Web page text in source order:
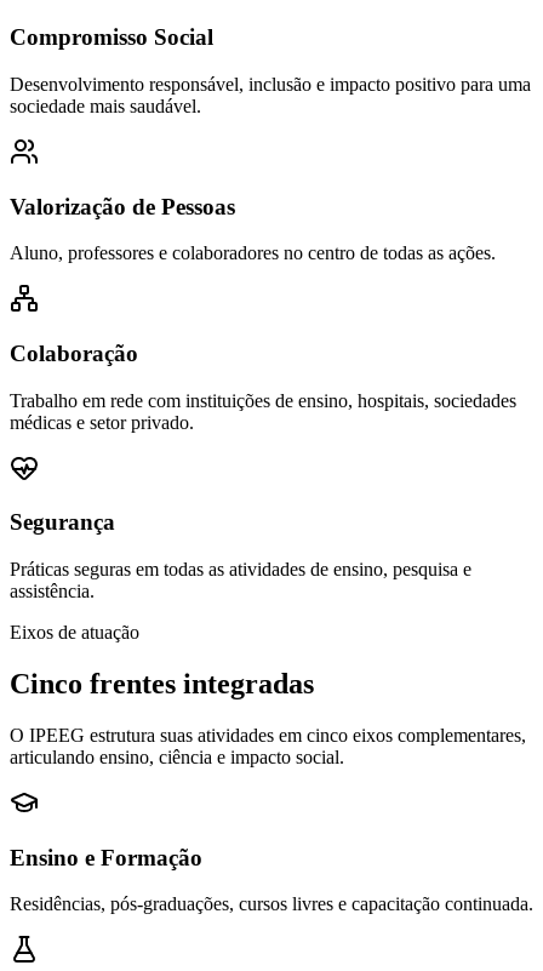
Compromisso Social
Desenvolvimento responsável, inclusão e impacto positivo para uma
sociedade mais saudável.
Valorização de Pessoas
Aluno, professores e colaboradores no centro de todas as ações.
Colaboração
Trabalho em rede com instituições de ensino, hospitais, sociedades
médicas e setor privado.
Segurança
Práticas seguras em todas as atividades de ensino, pesquisa e
assistência.
Eixos de atuação
Cinco frentes integradas
O IPEEG estrutura suas atividades em cinco eixos complementares,
articulando ensino, ciência e impacto social.
Ensino e Formação
Residências, pós-graduações, cursos livres e capacitação continuada.